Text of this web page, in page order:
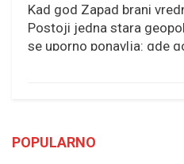
Kad god Zapad brani
Postoji jedna stara
se uporno ponavlja: gde
POPULARNO